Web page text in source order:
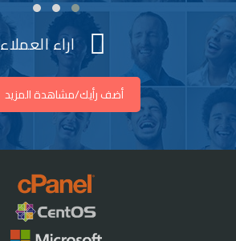
اراء العملاء
أضف رأيك/مشاهدة المزيد